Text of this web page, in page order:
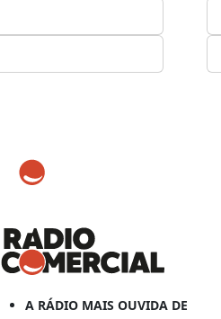
A RÁDIO MAIS OUVIDA DE